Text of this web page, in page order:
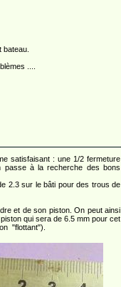
bateau.
....
satisfaisant : une 1/2 fermeture
passe à la recherche des bons
2.3 sur le bâti pour des trous de
et de son piston. On peut ainsi
qui sera de 6.5 mm pour cet
"flottant").